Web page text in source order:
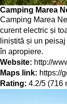
Camping Marea
Camping Marea
curent electric și
liniștită și un
în apropiere.
Website: http://
Maps link: https://
Rating: 4.2/5 (716